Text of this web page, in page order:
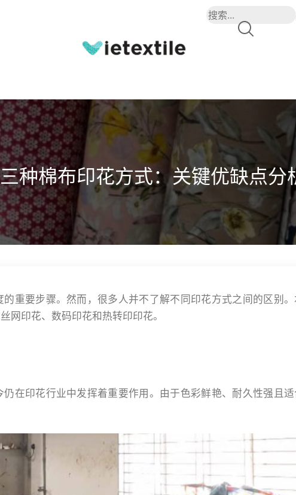
种棉布印花方式：关键优缺点分
重要步骤。然而，很多人并不了解不同印花方式之间的区别
网印花、数码印花和热转印印花。
在印花行业中发挥着重要作用。由于色彩鲜艳、耐久性强且